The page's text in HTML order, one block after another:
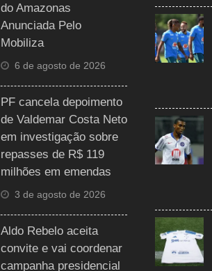
do Amazonas
Anunciada Pelo
Mobiliza
6 de agosto de 2026
PF cancela depoimento
de Valdemar Costa Neto
em investigação sobre
repasses de R$ 119
milhões em emendas
3 de agosto de 2026
Aldo Rebelo aceita
convite e vai coordenar
campanha presidencial